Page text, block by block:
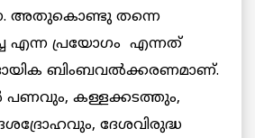
അതുകൊണ്ടു തന്നെ
എന്ന പ്രയോഗം എന്നത്
ബിംബവൽക്കരണമാണ്.
പണവും, കള്ളക്കടത്തും,
ദേശവിരുദ്ധ